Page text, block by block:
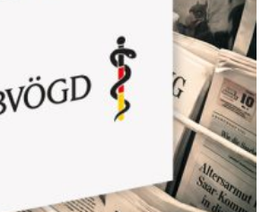
v
i
g
a
t
i
o
n